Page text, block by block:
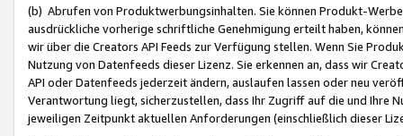
(b) Abrufen von Produktwerbungsinhalten. Sie können Produkt-
ausdrückliche vorherige schriftliche Genehmigung erteilt haben,
wir über die Creators API Feeds zur Verfügung stellen. Wenn Sie
Nutzung von Datenfeeds dieser Lizenz. Sie erkennen an, dass wir
API oder Datenfeeds jederzeit ändern, auslaufen lassen oder neu
Verantwortung liegt, sicherzustellen, dass Ihr Zugriff auf die und Ihre
jeweiligen Zeitpunkt aktuellen Anforderungen (einschließlich dieser